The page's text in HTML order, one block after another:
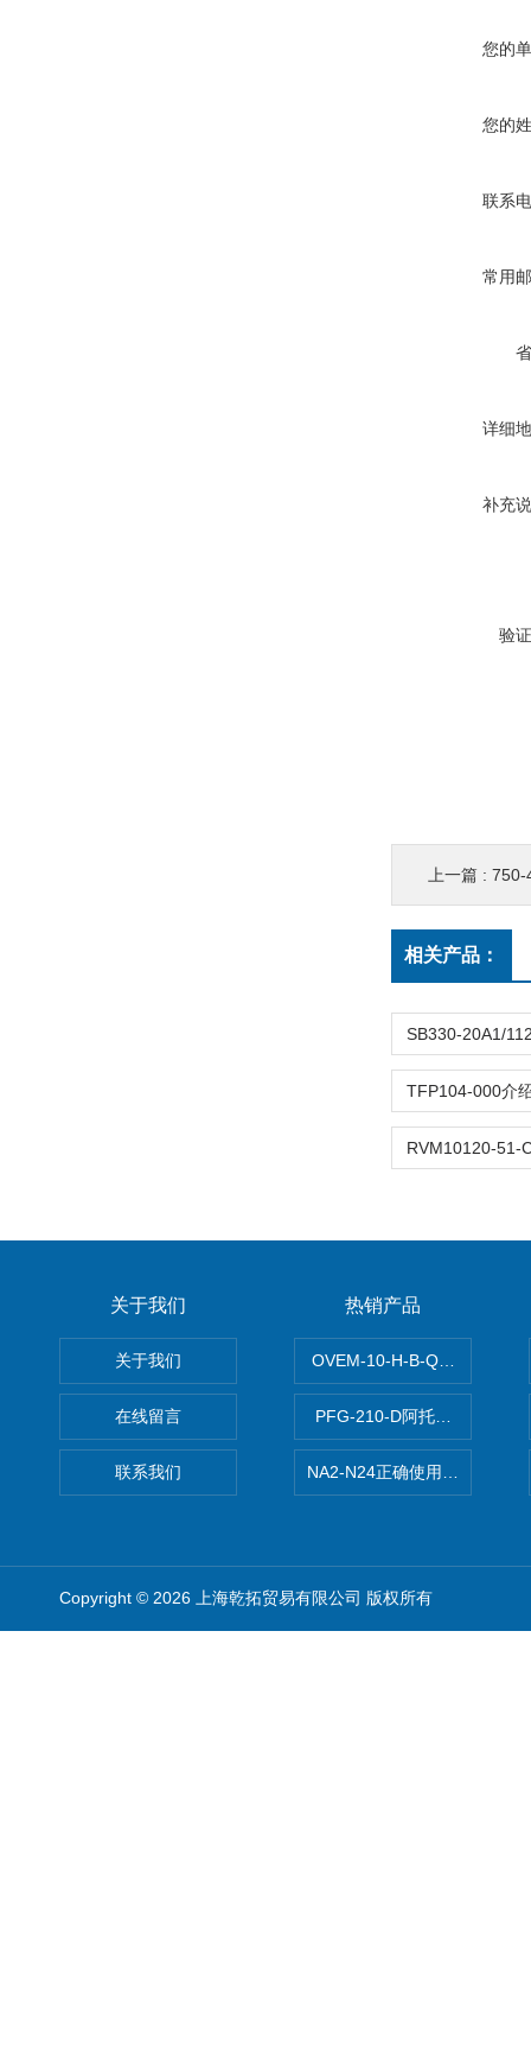
您的
您的
联系
常用
详细
补充
验
上一篇 : 750-
相关产品：
关于我们
关于我们
在线留言
联系我们
热销产品
OVEM-10-H-B-QO-CE-N-2P
PFG-210-D阿托斯ATOS电
NA2-N24正确使用松下安全光
Copyright © 2026 上海乾拓贸易有限公司 版权所有